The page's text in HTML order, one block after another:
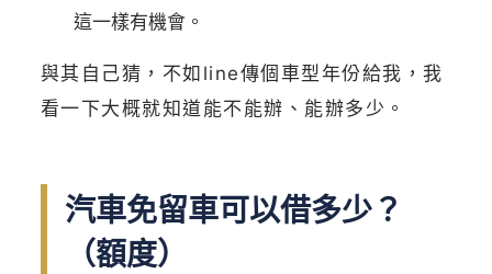
這一樣有機會。
與其自己猜，不如line傳個車型年份給我，我
看一下大概就知道能不能辦、能辦多少。
汽車免留車可以借多少？
（額度）